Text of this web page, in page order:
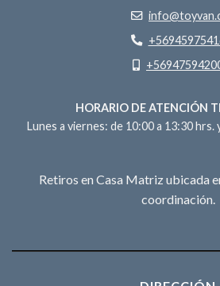
HORARIO DE ATENCIÓN
Lunes a viernes: de 10:00 a 13:30 hrs.
Retiros en Casa Matriz ubicada
coordinación.